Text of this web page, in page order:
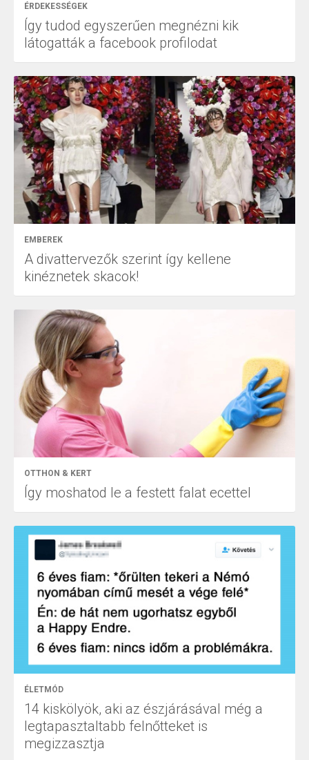
ÉRDEKESSÉGEK
Így tudod egyszerűen megnézni kik
látogatták a facebook profilodat
EMBEREK
A divattervezők szerint így kellene
kinéznetek skacok!
OTTHON & KERT
Így moshatod le a festett falat ecettel
ÉLETMÓD
14 kiskölyök, aki az észjárásával még a
legtapasztaltabb felnőtteket is
megizzasztja